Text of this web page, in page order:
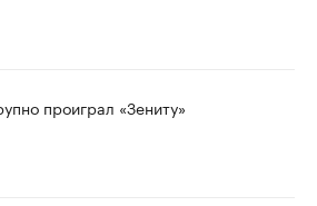
проиграл «Зениту»